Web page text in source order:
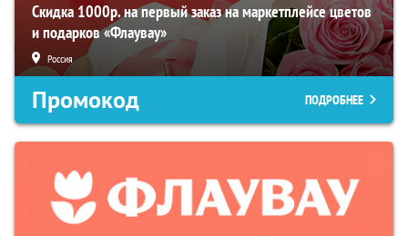
Скидка 1000р. на первый заказ на маркетплейсе цветов
и подарков «Флаувау»
Россия
Промокод ПОДРОБНЕЕ